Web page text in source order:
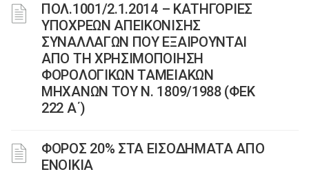
ΠΟΛ.1001/2.1.2014 – ΚΑΤΗΓΟΡΙΕΣ
ΥΠΟΧΡΕΩΝ ΑΠΕΙΚΟΝΙΣΗΣ
ΣΥΝΑΛΛΑΓΩΝ ΠΟΥ ΕΞΑΙΡΟΥΝΤΑΙ
ΑΠΟ ΤΗ ΧΡΗΣΙΜΟΠΟΙΗΣΗ
ΦΟΡΟΛΟΓΙΚΩΝ ΤΑΜΕΙΑΚΩΝ
ΜΗΧΑΝΩΝ ΤΟΥ Ν. 1809/1988 (ΦΕΚ
222 Α΄)
ΦΟΡΟΣ 20% ΣΤΑ ΕΙΣΟΔΗΜΑΤΑ ΑΠΟ
ΕΝΟΙΚΙΑ